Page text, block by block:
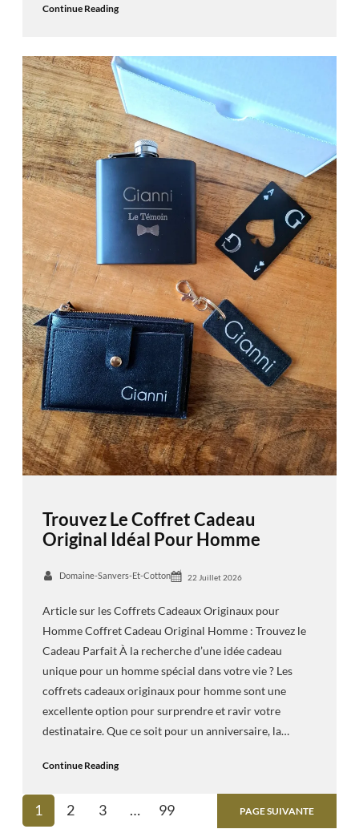
Continue Reading
Trouvez Le Coffret Cadeau
Original Idéal Pour Homme
Domaine-Sanvers-Et-Cotton 22 Juillet 2026
Article sur les Coffrets Cadeaux Originaux pour
Homme Coffret Cadeau Original Homme : Trouvez le
Cadeau Parfait À la recherche d’une idée cadeau
unique pour un homme spécial dans votre vie ? Les
coffrets cadeaux originaux pour homme sont une
excellente option pour surprendre et ravir votre
destinataire. Que ce soit pour un anniversaire, la…
Continue Reading
1 2 3 … 99 PAGE SUIVANTE